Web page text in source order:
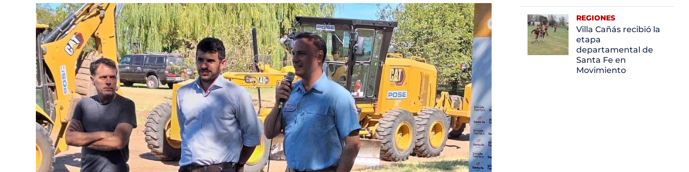
REGIONES
Villa Cañás recibió la
etapa
departamental de
Santa Fe en
Movimiento